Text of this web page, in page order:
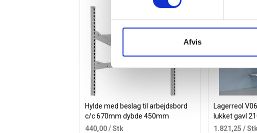
Afvis
Hylde med beslag til arbejdsbord
c/c 670mm dybde 450mm
440,00/ Stk
Køb mere og
Gratis levering
Lagerreol
lukket gavl
lakeret
1.821,25 /